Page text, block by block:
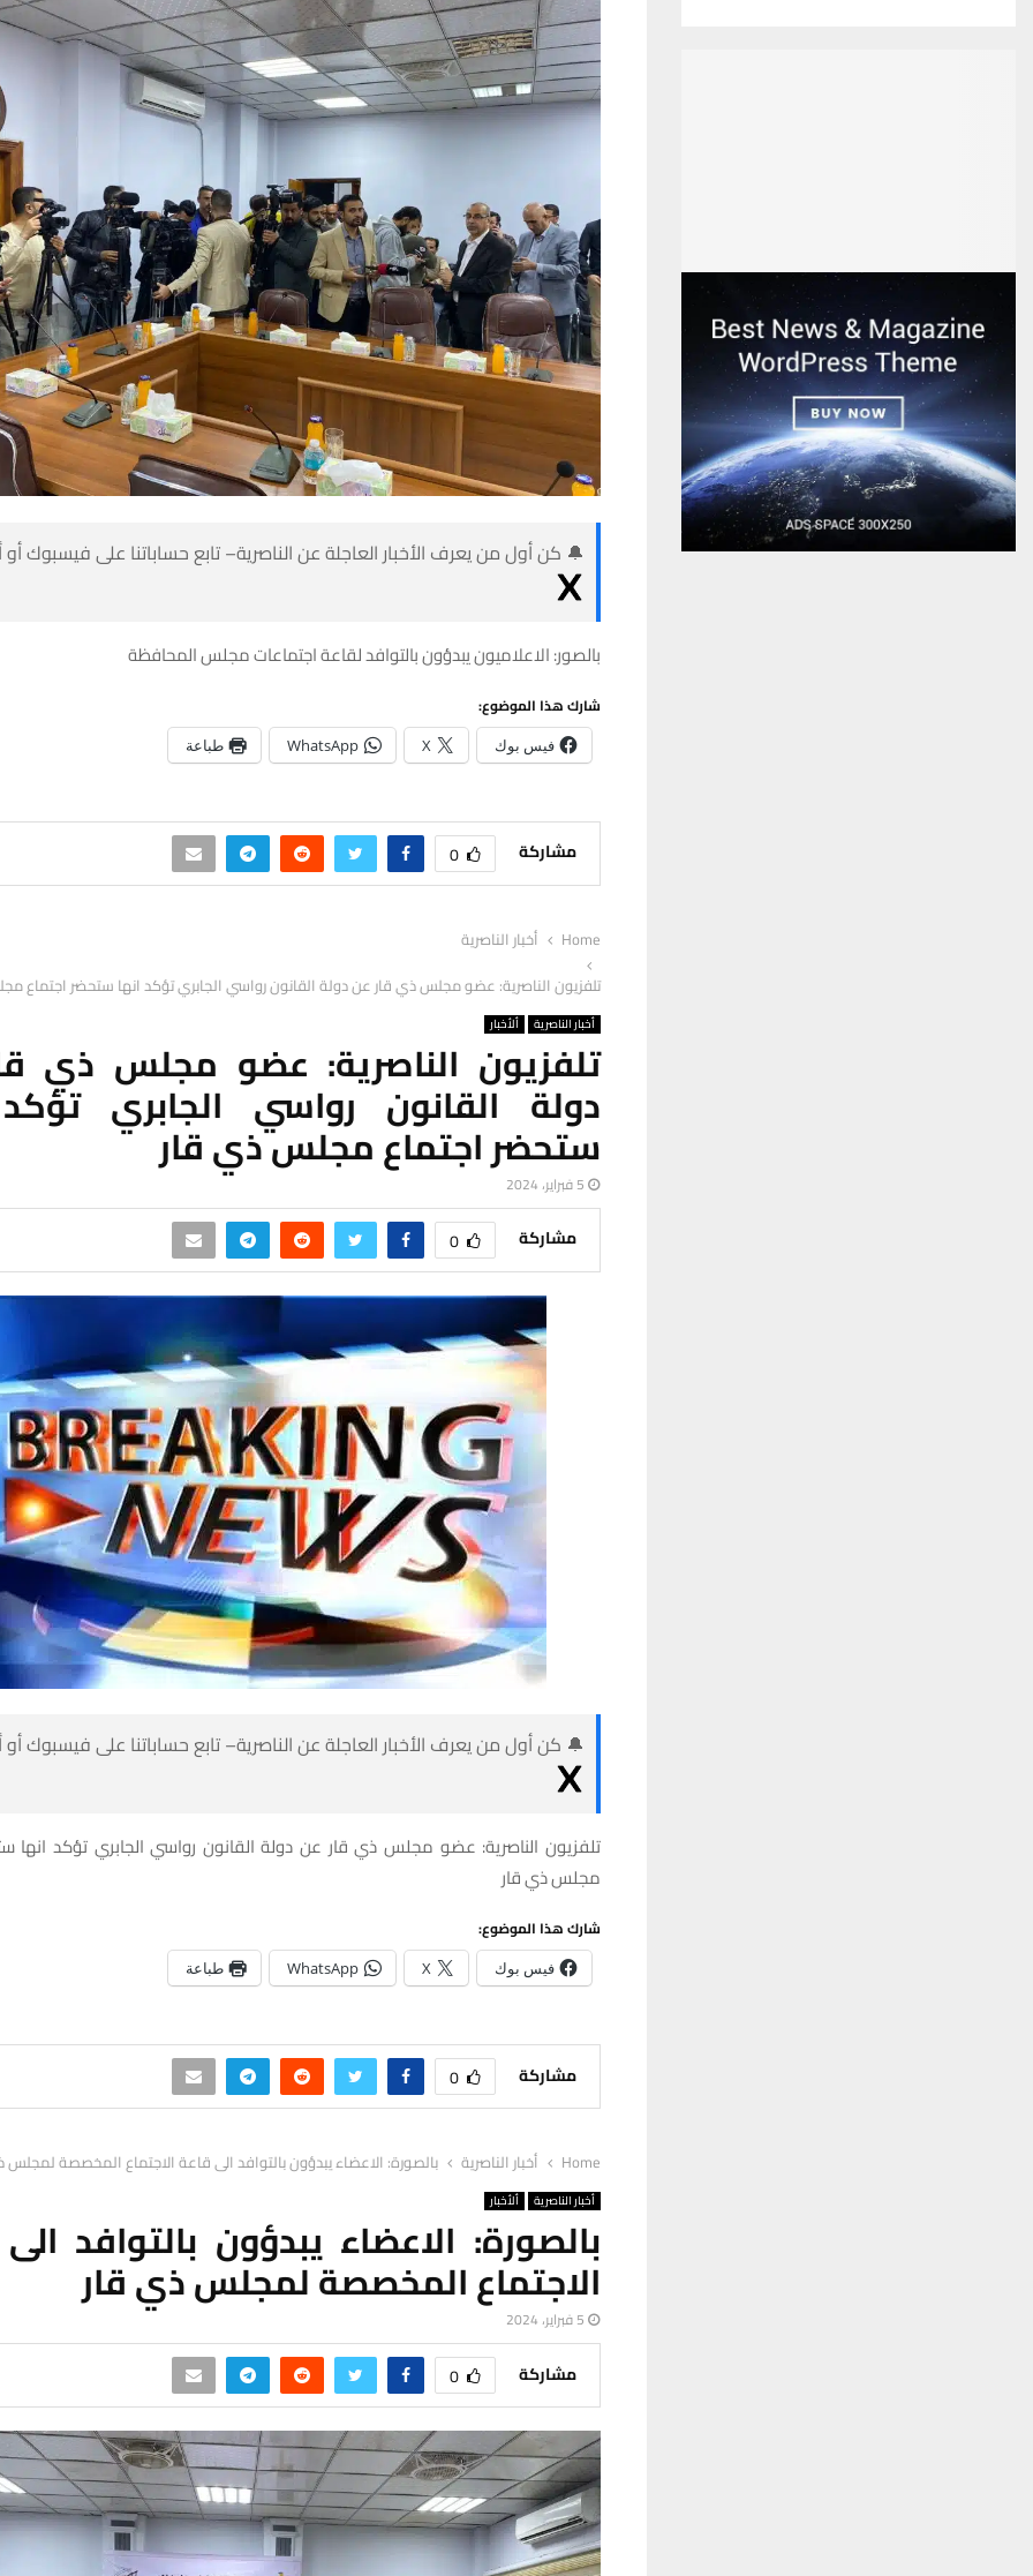
🔔 كن أول من يعرف الأخبار العاجلة عن الناصرية– تابع حساباتنا على فيسبوك
بالصور: الاعلاميون يبدؤون بالتوافد لقاعة اجتماعات مجلس المحافظة
شارك هذا الموضوع:
فيس بوك X
WhatsApp طباعة
مشاركة 0
Home
أخبار الناصرية
تلفزيون الناصرية: عضو مجلس ذي قار عن دولة القانون رواسي الجابري تؤكد انها ستحضر اجتماع
أخبار الناصرية ألأخبار
تلفزيون الناصرية: عضو مجلس ذي
دولة القانون رواسي الجابري
ستحضر اجتماع مجلس ذي قار
5 فبراير، 2024
مشاركة 0
🔔 كن أول من يعرف الأخبار العاجلة عن الناصرية– تابع حساباتنا على فيسبوك
تلفزيون الناصرية: عضو مجلس ذي قار عن دولة القانون رواسي الجابري تؤكد انها
مجلس ذي قار
شارك هذا الموضوع:
فيس بوك X
WhatsApp طباعة
مشاركة 0
Home أخبار الناصرية بالصورة: الاعضاء يبدؤون بالتوافد الى قاعة الاجتماع المخصصة لمجلس
أخبار الناصرية ألأخبار
بالصورة: الاعضاء يبدؤون بالتوافد
الاجتماع المخصصة لمجلس ذي قار
5 فبراير، 2024
مشاركة 0